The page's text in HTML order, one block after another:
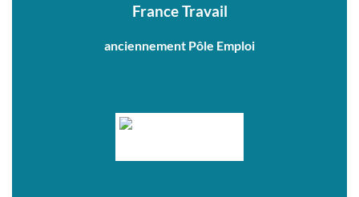
France Travail
anciennement Pôle Emploi